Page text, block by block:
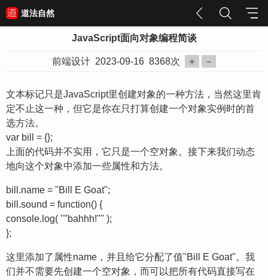
道法自然
JavaScript面向对象编程简谈
前端设计 2023-09-16 8368次 ＋ －
文本标记只是JavaScript里创建对象的一种方法，当然这里肯
定不止这一种，但它是你在只打算创建一个对象实例时的首
选方法。
var bill = {};
上面的代码并不实用，它只是一个空对象。接下来我们动态
地向这个对象中添加一些属性和方法。
bill.name = "Bill E Goat";
bill.sound = function() {
console.log( ''''bahhh!'''' );
};
这里添加了属性name，并且给它分配了值"Bill E Goat"。我
们并不需要先创建一个空对象，而可以把所有代码直接写在